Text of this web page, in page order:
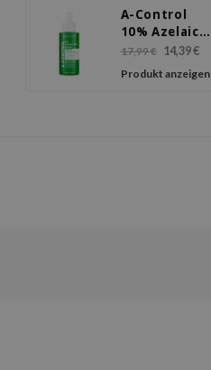
A-Control
10% Azelaic
Acid Serum
17,99 €
14,39 €
Produkt anzeigen